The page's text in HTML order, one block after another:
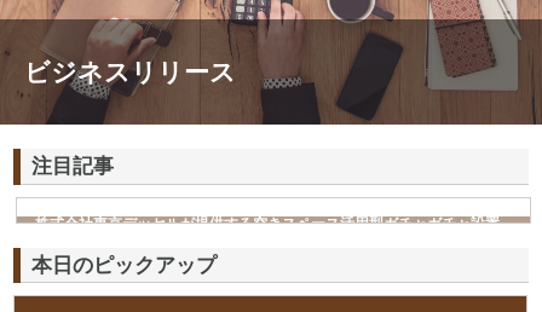
ビジネスリリース
注目記事
株式会社東京デッセルが提供する空きスペース活用型ガチャガチャ設置
本日のピックアップ